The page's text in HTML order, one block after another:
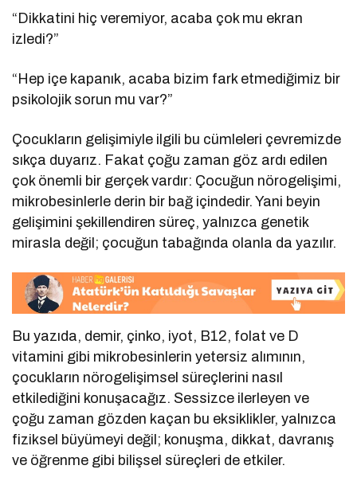
“Dikkatini hiç veremiyor, acaba çok mu ekran
izledi?”
“Hep içe kapanık, acaba bizim fark etmediğimiz bir
psikolojik sorun mu var?”
Çocukların gelişimiyle ilgili bu cümleleri çevremizde
sıkça duyarız. Fakat çoğu zaman göz ardı edilen
çok önemli bir gerçek vardır: Çocuğun nörogelişimi,
mikrobesinlerle derin bir bağ içindedir. Yani beyin
gelişimini şekillendiren süreç, yalnızca genetik
mirasla değil; çocuğun tabağında olanla da yazılır.
Bu yazıda, demir, çinko, iyot, B12, folat ve D
vitamini gibi mikrobesinlerin yetersiz alımının,
çocukların nörogelişimsel süreçlerini nasıl
etkilediğini konuşacağız. Sessizce ilerleyen ve
çoğu zaman gözden kaçan bu eksiklikler, yalnızca
fiziksel büyümeyi değil; konuşma, dikkat, davranış
ve öğrenme gibi bilişsel süreçleri de etkiler.